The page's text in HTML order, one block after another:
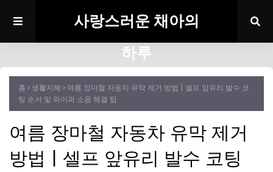
사랑스러운 채아의
하루
홈 생활지혜
여름 장마철 자동차 유막 제거 방법 | 셀프 앞유리 발수 코
팅 순서 및 와이퍼 소음 해결 팁
여름 장마철 자동차 유막 제거
방법 | 셀프 앞유리 발수 코팅